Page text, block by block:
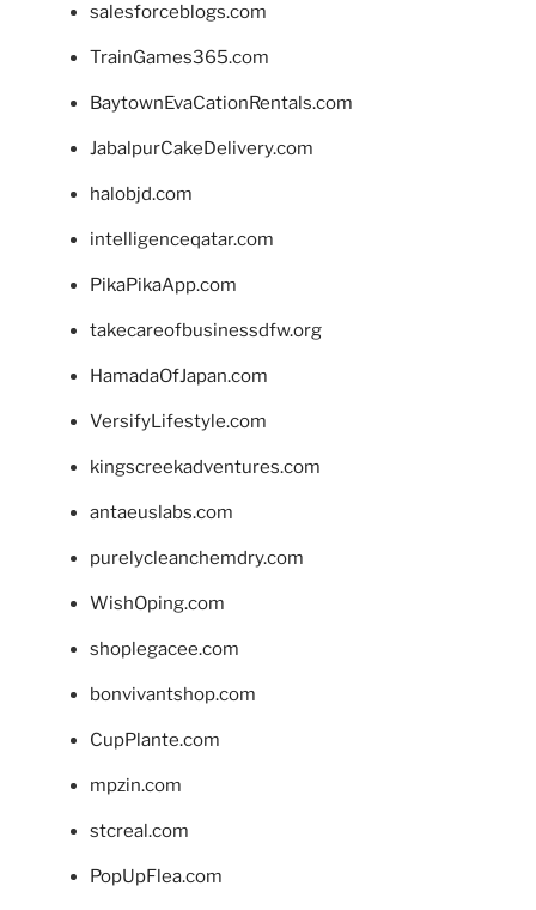
salesforceblogs.com
TrainGames365.com
BaytownEvaCationRentals.com
JabalpurCakeDelivery.com
halobjd.com
intelligenceqatar.com
PikaPikaApp.com
takecareofbusinessdfw.org
HamadaOfJapan.com
VersifyLifestyle.com
kingscreekadventures.com
antaeuslabs.com
purelycleanchemdry.com
WishOping.com
shoplegacee.com
bonvivantshop.com
CupPlante.com
mpzin.com
stcreal.com
PopUpFlea.com